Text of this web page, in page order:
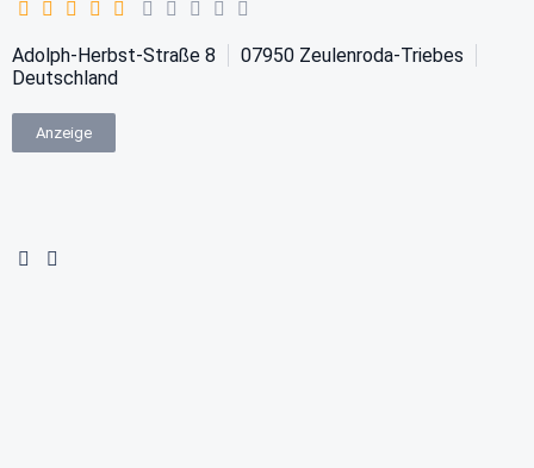
Adolph-Herbst-Straße 8 07950 Zeulenroda-Triebes
Deutschland
Anzeige